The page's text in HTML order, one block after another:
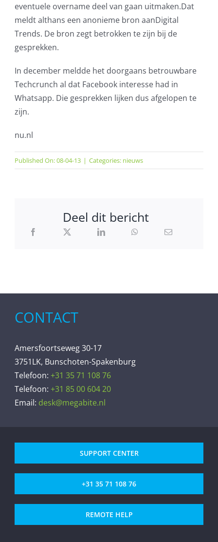
SLA overeenkomsten
Remote Help
WordPress SLA Contract
Contact
eventuele overname deel van gaan uitmaken.Dat
meldt althans een anonieme bron aanDigital
Trends. De bron zegt betrokken te zijn bij de
gesprekken.
In december meldde het doorgaans betrouwbare
Techcrunch al dat Facebook interesse had in
Whatsapp. Die gesprekken lijken dus afgelopen te
zijn.
nu.nl
Published On: 08-04-13 | Categories: nieuws
Deel dit bericht
CONTACT
Amersfoortseweg 30-17
3751LK, Bunschoten-Spakenburg
Telefoon: +31 35 71 108 76
Telefoon: +31 85 00 604 20
Email: desk@megabite.nl
SUPPORT CENTER
+31 35 71 108 76
REMOTE HELP